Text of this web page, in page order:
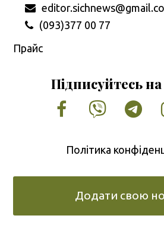
(093)377 00 77
Прайс
Підписуйтесь
Facebook
Vimeo
Політика
Додати свою